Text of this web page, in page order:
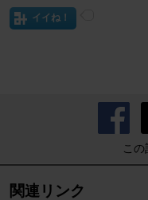
イイね！
こ
関連リンク